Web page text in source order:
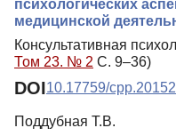
психологических
медицинской
Консультативная
Том 23. № 2 С. 9–36)
DOI10.17759/
Поддубная Т.В.